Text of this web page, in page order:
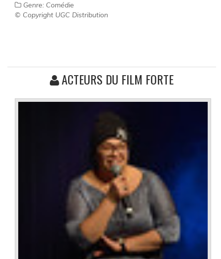
Genre: Comédie
© Copyright UGC Distribution
ACTEURS DU FILM FORTE